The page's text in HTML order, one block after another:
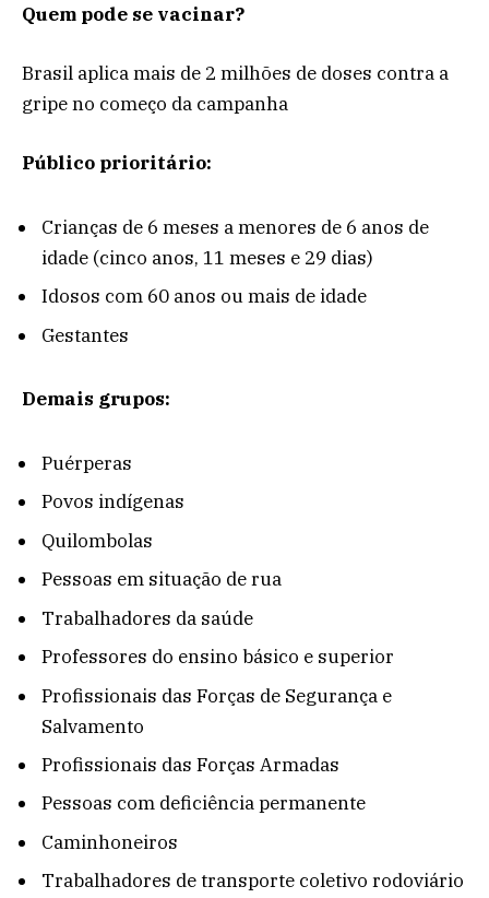
Quem pode se vacinar?
Brasil aplica mais de 2 milhões de doses contra a
gripe no começo da campanha
Público prioritário:
Crianças de 6 meses a menores de 6 anos de
idade (cinco anos, 11 meses e 29 dias)
Idosos com 60 anos ou mais de idade
Gestantes
Demais grupos:
Puérperas
Povos indígenas
Quilombolas
Pessoas em situação de rua
Trabalhadores da saúde
Professores do ensino básico e superior
Profissionais das Forças de Segurança e
Salvamento
Profissionais das Forças Armadas
Pessoas com deficiência permanente
Caminhoneiros
Trabalhadores de transporte coletivo rodoviário